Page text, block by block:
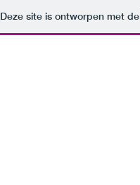
Deze site is ontworpen met de